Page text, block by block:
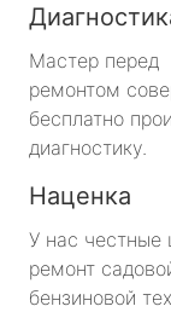
метро
метро
метро Парк
Мастер перед
ремонтом
бесплатно
диагностику.
Наценка
У нас честные
ремонт
бензиновой